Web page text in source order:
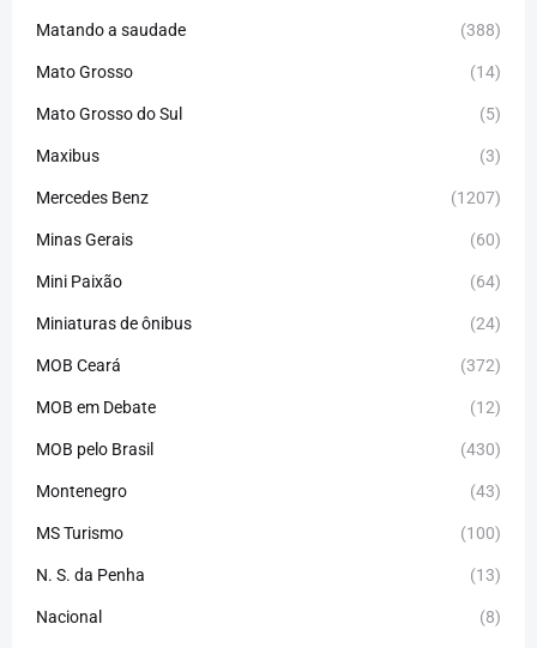
Matando a saudade (388)
Mato Grosso (14)
Mato Grosso do Sul (5)
Maxibus (3)
Mercedes Benz (1207)
Minas Gerais (60)
Mini Paixão (64)
Miniaturas de ônibus (24)
MOB Ceará (372)
MOB em Debate (12)
MOB pelo Brasil (430)
Montenegro (43)
MS Turismo (100)
N. S. da Penha (13)
Nacional (8)